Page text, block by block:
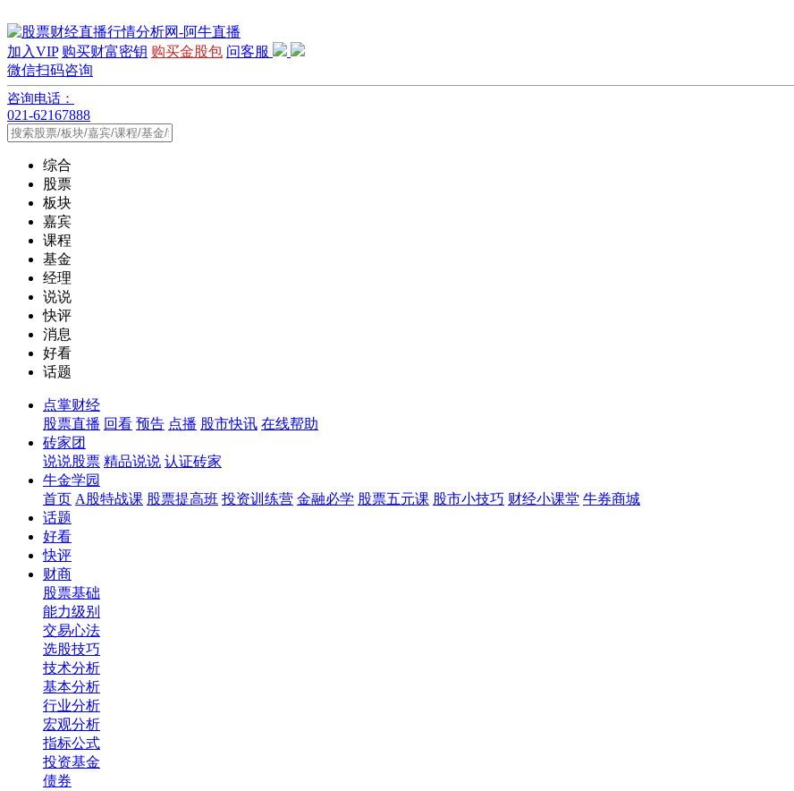
加入VIP 购买财富密钥 购买金股包 问客服
微信扫码咨询
咨询电话：
021-62167888
综合
股票
板块
嘉宾
课程
基金
经理
说说
快评
消息
好看
话题
点掌财经
股票直播 回看 预告 点播 股市快讯 在线帮助
砖家团
说说股票 精品说说 认证砖家
牛金学园
首页 A股特战课 股票提高班 投资训练营 金融必学 股票五元课 股市小技巧 财经小课堂 牛券商城
话题
好看
快评
财商
股票基础
能力级别
交易心法
选股技巧
技术分析
基本分析
行业分析
宏观分析
指标公式
投资基金
债券